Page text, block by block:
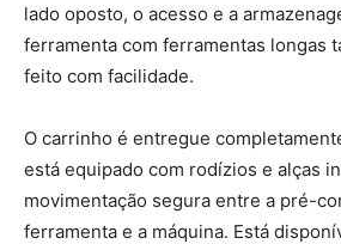
lado oposto, o acesso e a
ferramenta com ferramentas longas
feito com facilidade.
O carrinho é entregue
está equipado com rodízios e alças
movimentação segura entre a pré-
ferramenta e a máquina. Está